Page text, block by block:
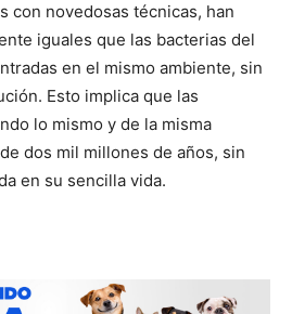
con novedosas técnicas, han
iguales que las bacterias del
en el mismo ambiente, sin
Esto implica que las
lo mismo y de la misma
dos mil millones de años, sin
en su sencilla vida.